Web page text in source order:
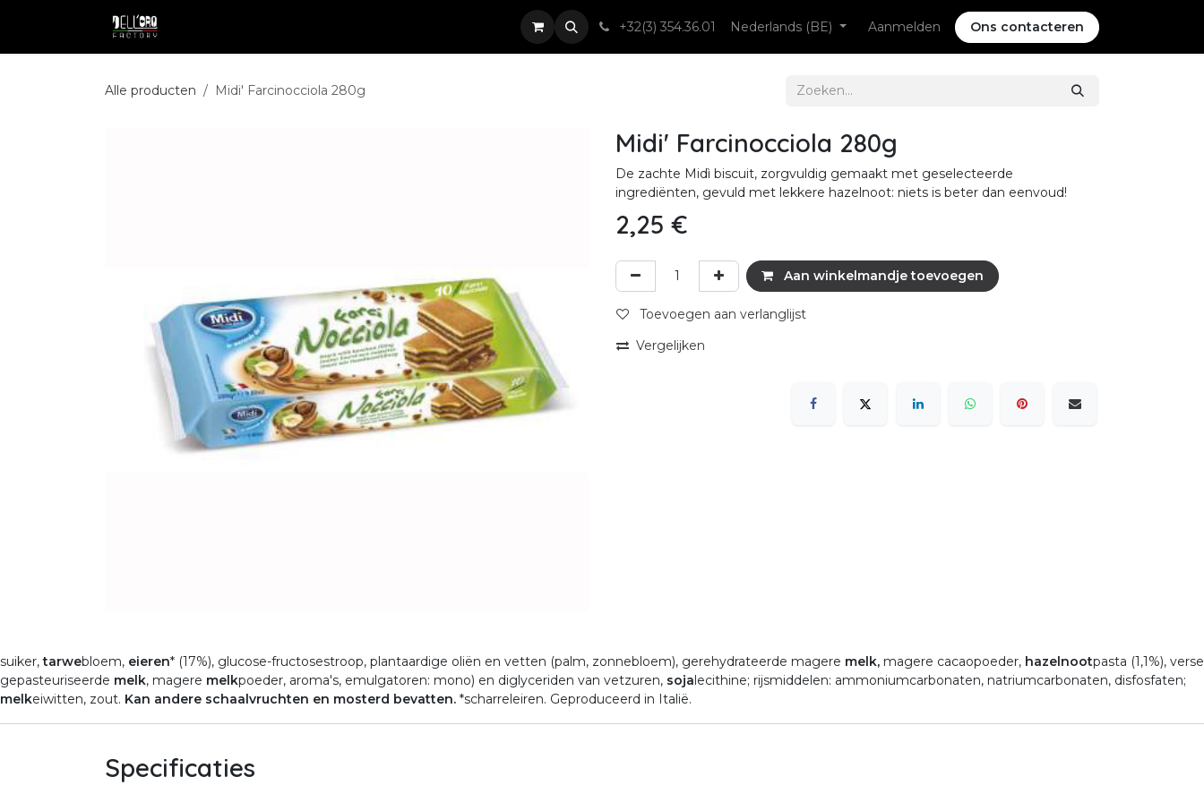
Nieuws & Events Contact+32(3) 354.36.01 Nederlands (BE) Aanmelden Ons contacteren
Alle producten Midi' Farcinocciola 280g
Midi' Farcinocciola 280g
De zachte Midì biscuit, zorgvuldig gemaakt met geselecteerde
ingrediënten, gevuld met lekkere hazelnoot: niets is beter dan eenvoud!
2,25 €
Aan winkelmandje toevoegen
Toevoegen aan verlanglijst
Vergelijken
suiker,tarwebloem, eieren* (17%), glucose-fructosestroop, plantaardige oliën en vetten (palm, zonnebloem), gerehydrateerde magere melk, magere cacaopoeder, hazelnootpasta (1,1%), verse
gepasteuriseerde melk, magere melkpoeder, ​aroma's, emulgatoren: mono) en diglyceriden van vetzuren, sojalecithine; rijsmiddelen: ammoniumcarbonaten, natriumcarbonaten, disfosfaten;
melkeiwitten, zout. Kan andere schaalvruchten en mosterd bevatten. *scharreleiren. Geproduceerd in Italië.
Specificaties